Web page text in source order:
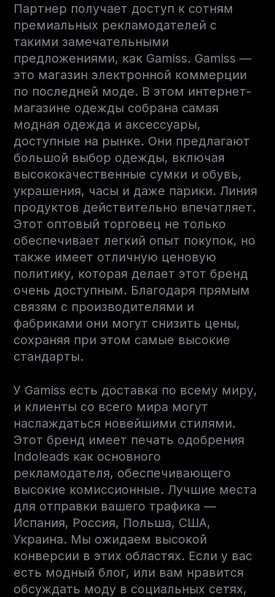
Партнер получает доступ к сотням
премиальных рекламодателей с
такими замечательными
предложениями, как Gamiss. Gamiss —
это магазин электронной коммерции
по последней моде. В этом интернет-
магазине одежды собрана самая
модная одежда и аксессуары,
доступные на рынке. Они предлагают
большой выбор одежды, включая
высококачественные сумки и обувь,
украшения, часы и даже парики. Линия
продуктов действительно впечатляет.
Этот оптовый торговец не только
обеспечивает легкий опыт покупок, но
также имеет отличную ценовую
политику, которая делает этот бренд
очень доступным. Благодаря прямым
связям с производителями и
фабриками они могут снизить цены,
сохраняя при этом самые высокие
стандарты.
У Gamiss есть доставка по всему миру,
и клиенты со всего мира могут
наслаждаться новейшими стилями.
Этот бренд имеет печать одобрения
Indoleads как основного
рекламодателя, обеспечивающего
высокие комиссионные. Лучшие места
для отправки вашего трафика —
Испания, Россия, Польша, США,
Украина. Мы ожидаем высокой
конверсии в этих областях. Если у вас
есть модный блог, или вам нравится
обсуждать моду в социальных сетях,